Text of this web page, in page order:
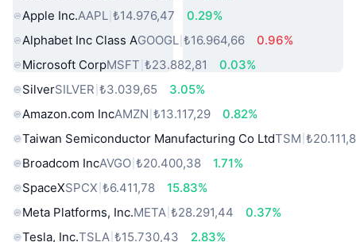
Apple Inc.AAPL ₺14.976,47
0.29%
Alphabet Inc Class AGOOGL ₺16.964,66
0.96%
Microsoft CorpMSFT ₺23.882,81
0.03%
SilverSILVER ₺3.039,65
3.05%
Amazon.com IncAMZN ₺13.117,29
0.82%
Taiwan Semiconductor Manufacturing Co LtdTSM
Broadcom IncAVGO ₺20.400,38
1.71%
SpaceXSPCX ₺6.411,78
15.83%
Meta Platforms, Inc.META ₺28.291,44
0.37%
Tesla, Inc.TSLA ₺15.730,43
2.83%